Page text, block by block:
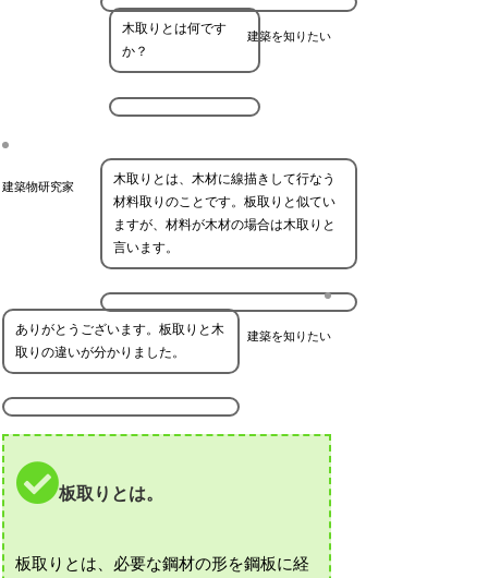
建築を知りたい
木取りとは何です
か？
建築物研究家
木取りとは、木材に線描きして行なう
材料取りのことです。板取りと似てい
ますが、材料が木材の場合は木取りと
言います。
建築を知りたい
ありがとうございます。板取りと木
取りの違いが分かりました。
板取りとは。
板取りとは、必要な鋼材の形を鋼板に経